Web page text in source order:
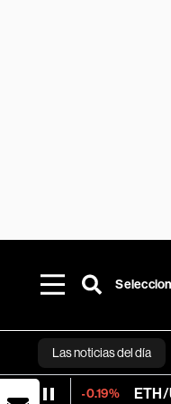
Las noticias del día
ETH/USD